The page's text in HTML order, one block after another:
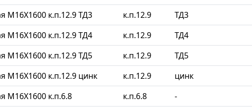
М16Х1600 к.п.12.9 ТД3 к.п.12.9 ТД3
М16Х1600 к.п.12.9 ТД4 к.п.12.9 ТД4
М16Х1600 к.п.12.9 ТД5 к.п.12.9 ТД5
М16Х1600 к.п.12.9 цинк к.п.12.9 цинк
М16Х1600 к.п.6.8 к.п.6.8 -